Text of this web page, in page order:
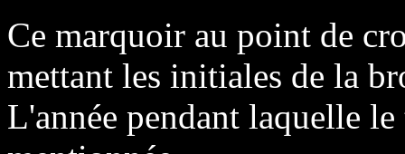
Ce marquoir au point de
mettant les initiales de la
L'année pendant laquelle